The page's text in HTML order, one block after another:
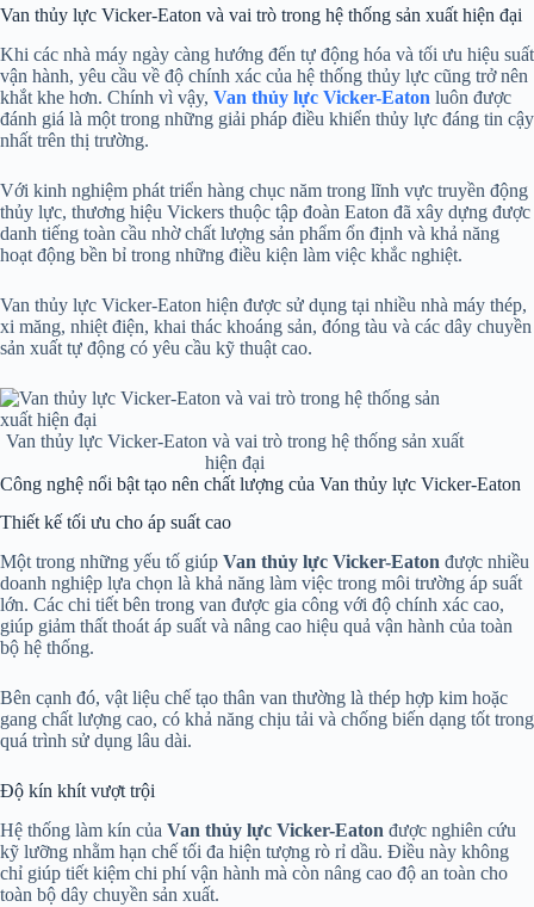
Van thủy lực Vicker-Eaton và vai trò trong hệ thống sản xuất hiện đại
Khi các nhà máy ngày càng hướng đến tự động hóa và tối ưu hiệu suất
vận hành, yêu cầu về độ chính xác của hệ thống thủy lực cũng trở nên
khắt khe hơn. Chính vì vậy, Van thủy lực Vicker-Eaton luôn được
đánh giá là một trong những giải pháp điều khiển thủy lực đáng tin cậy
nhất trên thị trường.
Với kinh nghiệm phát triển hàng chục năm trong lĩnh vực truyền động
thủy lực, thương hiệu Vickers thuộc tập đoàn Eaton đã xây dựng được
danh tiếng toàn cầu nhờ chất lượng sản phẩm ổn định và khả năng
hoạt động bền bỉ trong những điều kiện làm việc khắc nghiệt.
Van thủy lực Vicker-Eaton hiện được sử dụng tại nhiều nhà máy thép,
xi măng, nhiệt điện, khai thác khoáng sản, đóng tàu và các dây chuyền
sản xuất tự động có yêu cầu kỹ thuật cao.
Van thủy lực Vicker-Eaton và vai trò trong hệ thống sản xuất
hiện đại
Công nghệ nổi bật tạo nên chất lượng của Van thủy lực Vicker-Eaton
Thiết kế tối ưu cho áp suất cao
Một trong những yếu tố giúp Van thủy lực Vicker-Eaton được nhiều
doanh nghiệp lựa chọn là khả năng làm việc trong môi trường áp suất
lớn. Các chi tiết bên trong van được gia công với độ chính xác cao,
giúp giảm thất thoát áp suất và nâng cao hiệu quả vận hành của toàn
bộ hệ thống.
Bên cạnh đó, vật liệu chế tạo thân van thường là thép hợp kim hoặc
gang chất lượng cao, có khả năng chịu tải và chống biến dạng tốt trong
quá trình sử dụng lâu dài.
Độ kín khít vượt trội
Hệ thống làm kín của Van thủy lực Vicker-Eaton được nghiên cứu
kỹ lưỡng nhằm hạn chế tối đa hiện tượng rò rỉ dầu. Điều này không
chỉ giúp tiết kiệm chi phí vận hành mà còn nâng cao độ an toàn cho
toàn bộ dây chuyền sản xuất.